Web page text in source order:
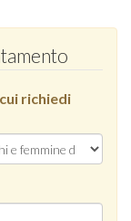
richiedi